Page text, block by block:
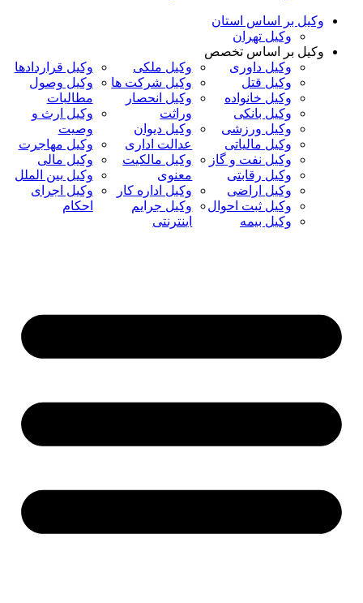
وکیل بر اساس استان
وکیل تهران
وکیل بر اساس تخصص
وکیل داوری
وکیل قتل
وکیل خانواده
وکیل بانکی
وکیل ورزشی
وکیل مالیاتی
وکیل نفت و گاز
وکیل رقابتی
وکیل اراضی
وکیل ثبت احوال
وکیل بیمه
وکیل ملکی
وکیل شرکت ها
وکیل انحصار
وراثت
وکیل دیوان
عدالت اداری
وکیل مالکیت
معنوی
وکیل اداره کار
وکیل جرایم
اینترنتی
وکیل قراردادها
وکیل وصول
مطالبات
وکیل ارث و
وصیت
وکیل مهاجرت
وکیل مالی
وکیل بین الملل
وکیل اجرای
احکام